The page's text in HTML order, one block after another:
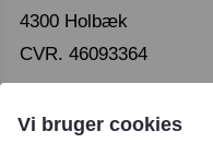
4300 Holbæk
CVR. 46093364
Vi bruger cookies